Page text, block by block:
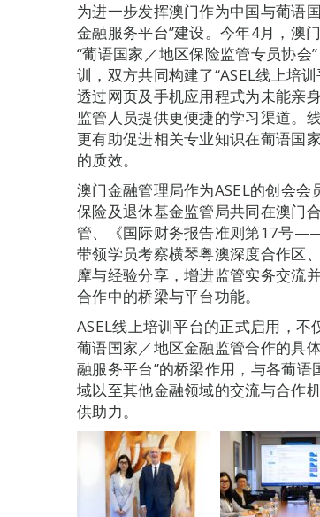
为进一步发挥澳门作为中国与葡语
金融服务平台”建设。今年4月，澳
“葡语国家／地区保险监管专员协会
训，双方共同构建了“ASEL线上培
透过网页及手机应用程式为未能亲
监管人员提供更便捷的学习渠道。
更有助促进相关专业知识在葡语国
的质效。
澳门金融管理局作为ASEL的创会
保险及退休基金监管局共同在澳门
管、《国际财务报告准则第17号
带领学员考察横琴粤澳深度合作区
摩与经验分享，增进监管实务交流
合作中的桥梁与平台功能。
ASEL线上培训平台的正式启用，
葡语国家／地区金融监管合作的具
融服务平台”的桥梁作用，与各葡
域以至其他金融领域的交流与合作
供助力。